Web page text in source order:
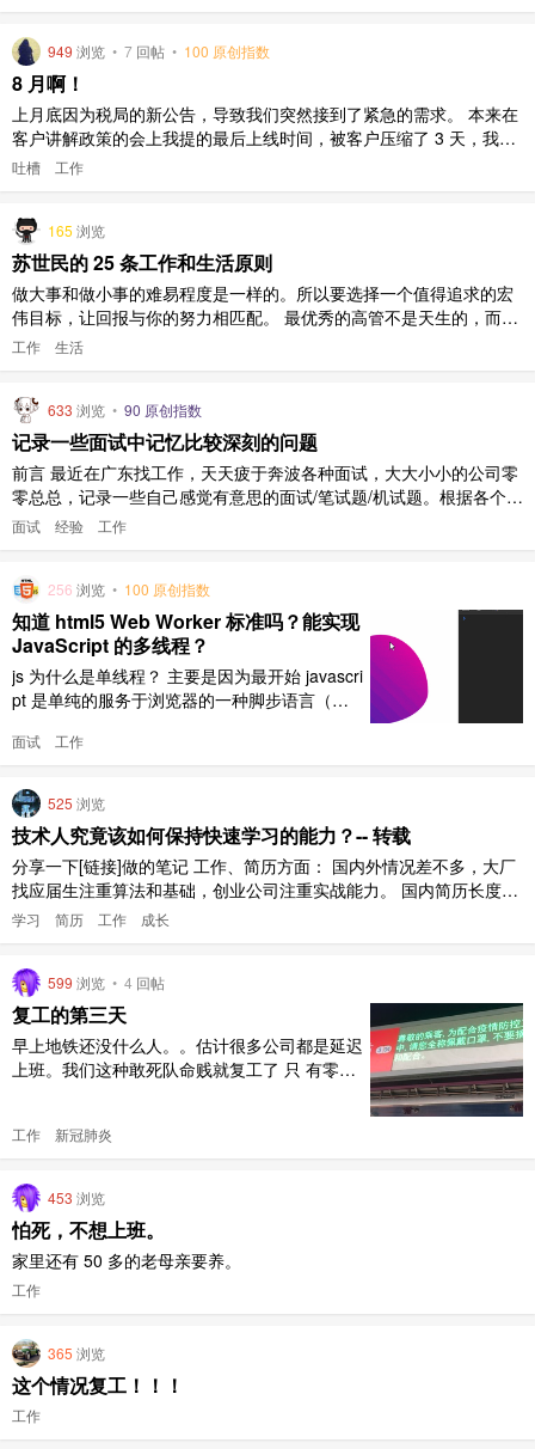
说明书 ..
949 浏览 • 7 回帖 • 100 原创指数
8 月啊！
上月底因为税局的新公告，导致我们突然接到了紧急的需求。 本来在
客户讲解政策的会上我提的最后上线时间，被客户压缩了 3 天，我的
回复是资源不够，无法提前 3 天（就 9 个工作日，包含整理需求 + 开
吐槽 工作
165 浏览
苏世民的 25 条工作和生活原则
做大事和做小事的难易程度是一样的。所以要选择一个值得追求的宏
伟目标，让回报与你的努力相匹配。 最优秀的高管不是天生的，而是
后天磨砺的结果。他们好学不倦，永无止境。要善于研究你生活中取
话，请他们提供建议 ..
工作 生活
633 浏览 • 90 原创指数
记录一些面试中记忆比较深刻的问题
前言 最近在广东找工作，天天疲于奔波各种面试，大大小小的公司零
零总总，记录一些自己感觉有意思的面试/笔试题/机试题。根据各个面
试官的提问，做了一部分汇总，所以记录中是所有公司面试的一个超
漏/错误， ..
面试 经验 工作
256 浏览 • 100 原创指数
知道 html5 Web Worker 标准吗？能实现
JavaScript 的多线程？
js 为什么是单线程？ 主要是因为最开始 javascri
pt 是单纯的服务于浏览器的一种脚步语言（那
通过 dom 与用户交互，如果一个线程需要给 do
om，这 2 个动作可能同时进行，也可能先后进
行（像 java,c ..
面试 工作
525 浏览
技术人究竟该如何保持快速学习的能力？-- 转载
分享一下[链接]做的笔记 工作、简历方面： 国内外情况差不多，大厂
找应届生注重算法和基础，创业公司注重实战能力。 国内简历长度控
制在 3 页以内。尽量用数据量化做了的事情、达成的效果。分要点列
深挖。 ..
学习 简历 工作 成长
599 浏览 • 4 回帖
复工的第三天
早上地铁还没什么人。。估计很多公司都是延迟
上班。我们这种敢死队命贱就复工了 只 有零星
被人“枪毙”三四次，有的地方还问我要身份证 公
大部分人用钉钉打卡，在家办公，想我这种，点
工作 新冠肺炎
453 浏览
怕死，不想上班。
家里还有 50 多的老母亲要养。
工作
365 浏览
这个情况复工！！！
工作